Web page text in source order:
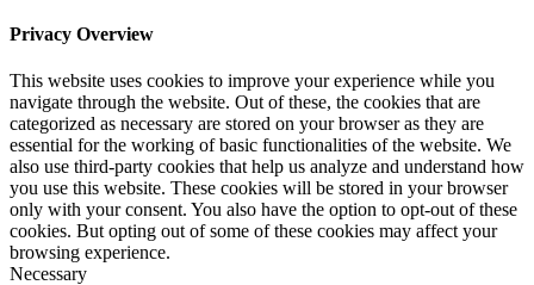
Privacy Overview
This website uses cookies to improve your experience while you
navigate through the website. Out of these, the cookies that are
categorized as necessary are stored on your browser as they are
essential for the working of basic functionalities of the website. We
also use third-party cookies that help us analyze and understand how
you use this website. These cookies will be stored in your browser
only with your consent. You also have the option to opt-out of these
cookies. But opting out of some of these cookies may affect your
browsing experience.
Necessary